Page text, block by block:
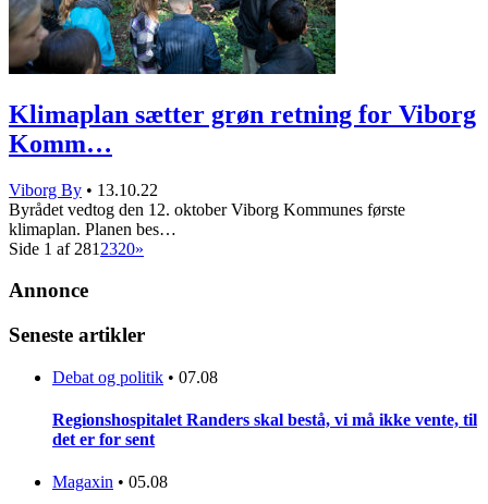
Klimaplan sætter grøn retning for Viborg
Komm…
Viborg By • 13.10.22
Byrådet vedtog den 12. oktober Viborg Kommunes første
klimaplan. Planen bes…
Side 1 af 281 2320»
Annonce
Seneste artikler
Debat og politik • 07.08
Regionshospitalet Randers skal bestå, vi må ikke vente, til
det er for sent
Magaxin • 05.08